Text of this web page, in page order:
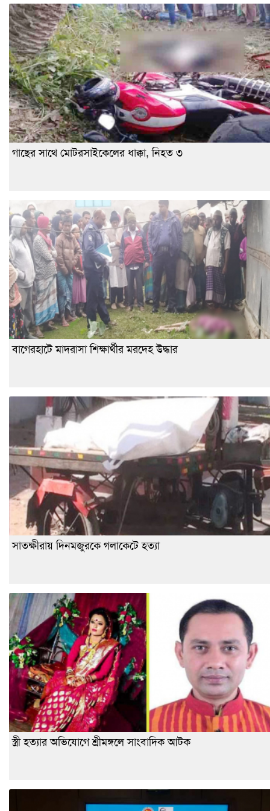
গাছের সাথে মোটরসাইকেলের ধাক্কা, নিহত ৩
বাগেরহাটে মাদরাসা শিক্ষার্থীর মরদেহ উদ্ধার
সাতক্ষীরায় দিনমজুরকে গলাকেটে হত্যা
স্ত্রী হত্যার অভিযোগে শ্রীমঙ্গলে সাংবাদিক আটক